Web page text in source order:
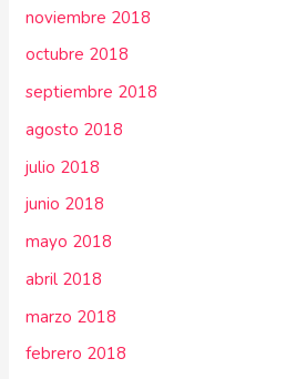
noviembre 2018
octubre 2018
septiembre 2018
agosto 2018
julio 2018
junio 2018
mayo 2018
abril 2018
marzo 2018
febrero 2018